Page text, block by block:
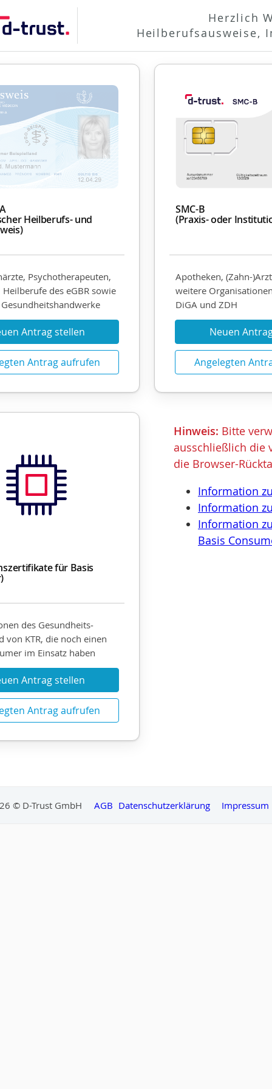
Herzlich
Heilberufsausweise,
Heilberufs- und
Psychotherapeuten,
des eGBR sowie
Antrag stellen
Antrag aufrufen
SMC-B
(Praxis- oder
Apotheken, (Zahn-
weitere
DiGA und ZDH
Neuen
Angelegten
für Basis
des Gesundheits­
von KTR, die noch einen
im Einsatz haben
Antrag stellen
Antrag aufrufen
Hinweis: Bitte
ausschließlich die
die Browser-
Information
Information
Information
Basis
© D-Trust GmbH AGB Datenschutzerklärung Impressum